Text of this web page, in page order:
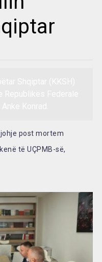
post mortem
të UÇPMB-së,